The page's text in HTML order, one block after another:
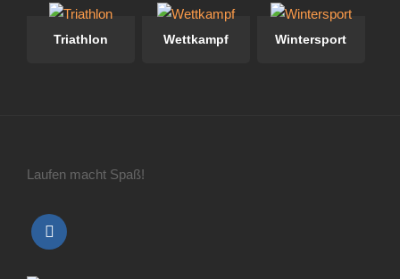
Triathlon Wettkampf Wintersport
Laufen macht Spaß!